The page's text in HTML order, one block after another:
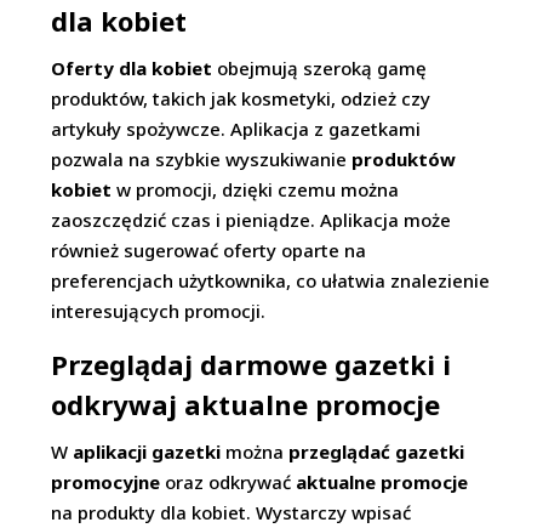
dla kobiet
Oferty dla kobiet obejmują szeroką gamę
produktów, takich jak kosmetyki, odzież czy
artykuły spożywcze. Aplikacja z gazetkami
pozwala na szybkie wyszukiwanie produktów
kobiet w promocji, dzięki czemu można
zaoszczędzić czas i pieniądze. Aplikacja może
również sugerować oferty oparte na
preferencjach użytkownika, co ułatwia znalezienie
interesujących promocji.
Przeglądaj darmowe gazetki i
odkrywaj aktualne promocje
W aplikacji gazetki można przeglądać gazetki
promocyjne oraz odkrywać aktualne promocje
na produkty dla kobiet. Wystarczy wpisać